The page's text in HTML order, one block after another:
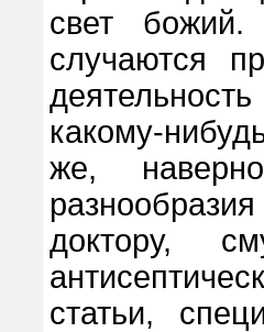
свет
случаются
какому-
же,
доктору,
статьи,